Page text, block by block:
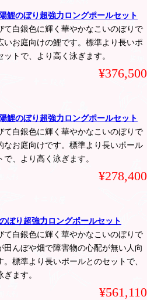
鯉のぼり超強力ロングポールセット
て白銀色に輝く華やかなこいのぼりで
いお庭向けの鯉です。標準より長いポ
ットで、より高く泳ぎます。
¥376,500
鯉のぼり超強力ロングポールセット
て白銀色に輝く華やかなこいのぼりで
なお庭向けです。標準より長いポール
で、より高く泳ぎます。
¥278,400
ぼり超強力ロングポールセット
て白銀色に輝く華やかなこいのぼりで
田んぼや畑で障害物の心配が無い人向
。標準より長いポールとのセットで、
ます。
¥561,110